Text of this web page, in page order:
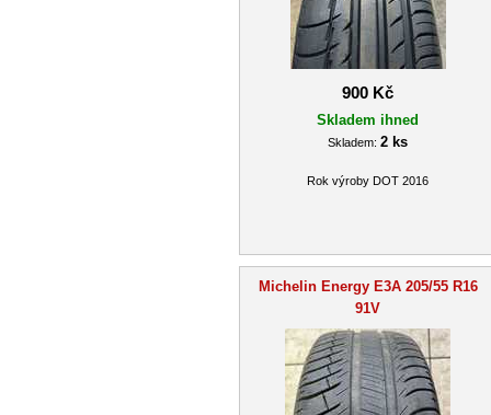
900 Kč
Skladem ihned
Skladem: 2 ks
Rok výroby DOT 2016
Michelin Energy E3A 205/55 R16
91V